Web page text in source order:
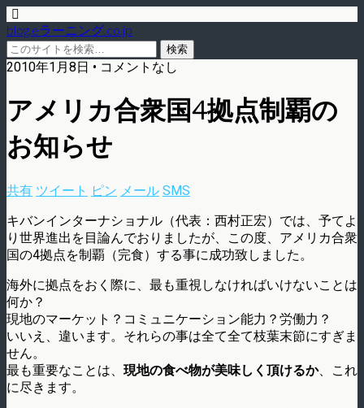
blog.eラーニング.co.jp
2010年1月8日 • コメントなし
アメリカ合衆国4拠点制覇の
お知らせ
共有 ツイート ピン メール SMS
キバンインターナショナル（代表：西村正宏）では、予てよ
り世界進出を目論んでおりましたが、この度、アメリカ合衆
国の4拠点を制覇（完食）する事に成功致しました。
海外に拠点をおく際に、最も重視しなければいけないことは
何か？
現地のマーケット？コミュニケーション能力？労働力？
いいえ、違います。それらの事は全て全て枝葉末節にすぎま
せん。
最も重要なことは、 現地の食べ物が美味しく頂けるか、これ
に尽きます。